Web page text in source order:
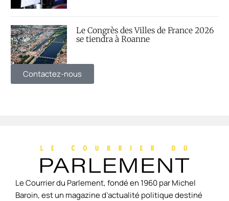
Le Congrès des Villes de France 2026
se tiendra à Roanne
Contactez-nous
Le Courrier du Parlement, fondé en 1960 par Michel
Baroin, est un magazine d’actualité politique destiné